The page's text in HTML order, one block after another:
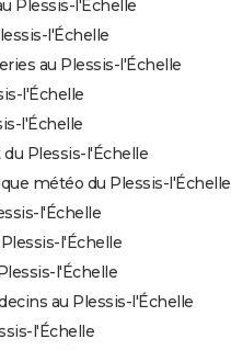
Plessis-l'Échelle
l'Échelle
au Plessis-l'Échelle
l'Échelle
l'Échelle
Plessis-l'Échelle
météo du Plessis-l'Échelle
l'Échelle
l'Échelle
l'Échelle
au Plessis-l'Échelle
l'Échelle